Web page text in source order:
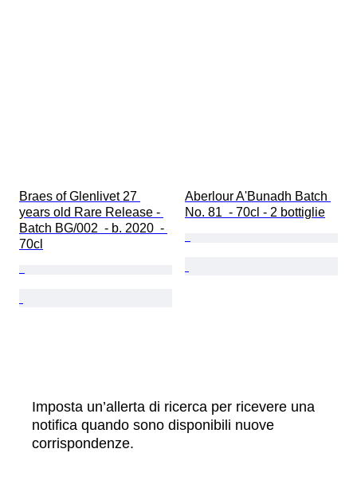
Braes of Glenlivet 27
years old Rare Release -
Batch BG/002  - b. 2020  -
70cl
Aberlour A'Bunadh Batch
No. 81  - 70cl - 2 bottiglie
Imposta un’allerta di ricerca per ricevere una
notifica quando sono disponibili nuove
corrispondenze.